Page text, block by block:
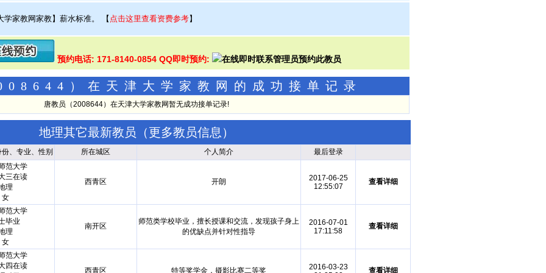
学家教网家教】薪水标准。 【 点击这里查看资费参考】
预约电话: 171-8140-0854 QQ即时预约:
）在天津大学家教网的成功接单记录
唐教员（2008644）在天津大学家教网暂无成功接单记录!
地理其它最新教员（更多教员信息 ）
、专业、性别 所在城区 个人简介
最后登录
范大学
三在读
理
女
西青区 开朗
2017-06-25
12:55:07
查看详细
范大学
毕业
理
女
南开区
师范类学校毕业，擅长授课和交流，发现孩子身上
的优缺点并针对性指导
2016-07-01
17:11:58
查看详细
范大学
四在读
西青区 特等奖学金，摄影比赛二等奖
2016-03-23
查看详细